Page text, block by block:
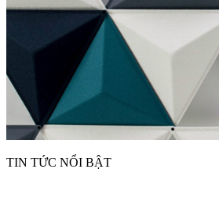
TIN TỨC NỔI BẬT